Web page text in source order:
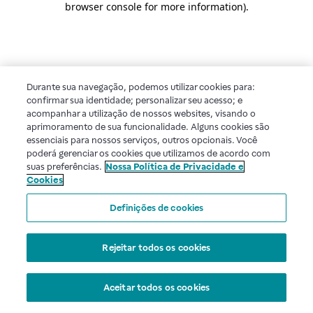
browser console for more information).
Durante sua navegação, podemos utilizar cookies para:
confirmar sua identidade; personalizar seu acesso; e
acompanhar a utilização de nossos websites, visando o
aprimoramento de sua funcionalidade. Alguns cookies são
essenciais para nossos serviços, outros opcionais. Você
poderá gerenciar os cookies que utilizamos de acordo com
suas preferências. Nossa Política de Privacidade e
Cookies
Definições de cookies
Rejeitar todos os cookies
Aceitar todos os cookies